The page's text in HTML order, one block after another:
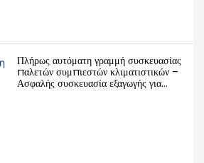
Πλήρως αυτόματη γραμμή συσκευασίας
παλετών συμπιεστών κλιματιστικών –
Ασφαλής συσκευασία εξαγωγής για